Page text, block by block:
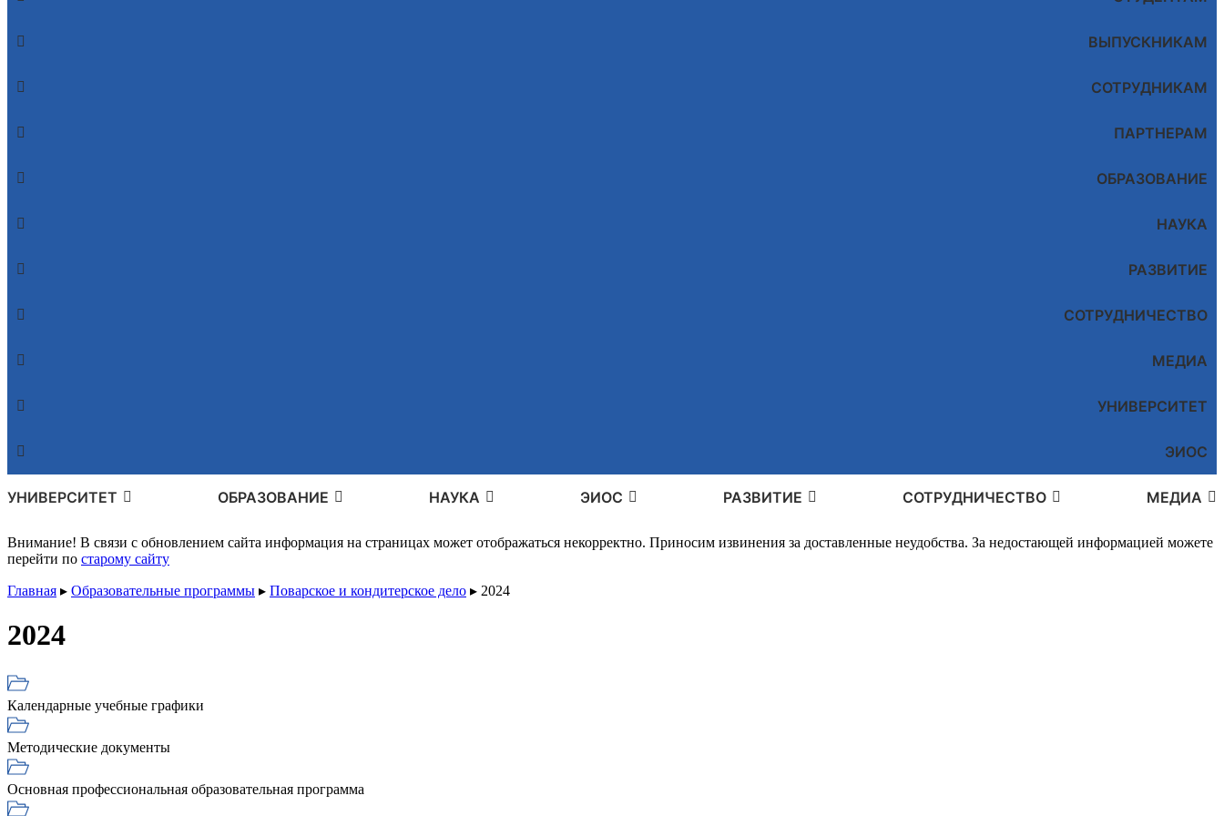
ВЫПУСКНИКАМ
СОТРУДНИКАМ
ПАРТНЕРАМ
ОБРАЗОВАНИЕ
НАУКА
РАЗВИТИЕ
СОТРУДНИЧЕСТВО
МЕДИА
УНИВЕРСИТЕТ
ЭИОС
УНИВЕРСИТЕТ ОБРАЗОВАНИЕ НАУКА ЭИОС РАЗВИТИЕ СОТРУДНИЧЕСТВО МЕДИА
Внимание! В связи с обновлением сайта информация на страницах может отображаться некорректно. Приносим извинения за доставленные неудобства. За недостающей информацией можете
перейти по старому сайту
Главная ▸ Образовательные программы ▸ Поварское и кондитерское дело ▸ 2024
2024
Календарные учебные графики
Методические документы
Основная профессиональная образовательная программа